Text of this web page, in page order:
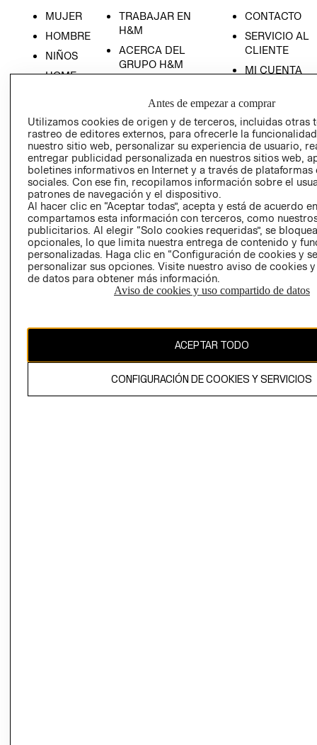
MUJER
HOMBRE
NIÑOS
HOME
TRABAJAR EN
H&M
ACERCA DEL
GRUPO H&M
SOCIAL
PRENSA
RELACIÓN CON
INVERSIONISTAS
POLÍTICA
EMPRESARIAL
CONTACTO
SERVICIO AL
CLIENTE
MI CUENTA
TIENDAS
- RETIRO EN
TIENDA
TÉRMINOS Y
CONDICIONES
AVISO DE
PRIVACIDAD
GIFT CARD
AVISO DE
COOKIES
CAMBIAR REGIÓN
Antes de empezar a comprar
Utilizamos cookies de origen y de terceros, incluidas otras
rastreo de editores externos, para ofrecerle la
nuestro sitio web, personalizar su experiencia de usuario,
entregar publicidad personalizada en nuestros sitios web,
boletines informativos en Internet y a través de plataformas
sociales. Con ese fin, recopilamos información sobre el
patrones de navegación y el dispositivo.
Al hacer clic en “Aceptar todas”, acepta y está de acuerdo
compartamos esta información con terceros, como
publicitarios. Al elegir “Solo cookies requeridas”, se
opcionales, lo que limita nuestra entrega de contenido y
personalizadas. Haga clic en “Configuración de cookies y
personalizar sus opciones. Visite nuestro aviso de cookies
de datos para obtener más información.
Aviso de cookies y uso compartido de datos
ACEPTAR TODO
CONFIGURACIÓN DE COOKIES Y SERVICIOS